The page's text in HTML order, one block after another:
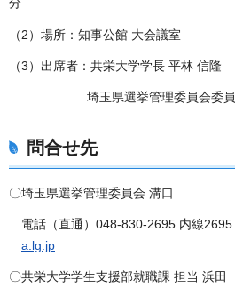
分
（2）場所：知事公館 大会議室
（3）出席者：共栄大学学長 平林 信隆
埼玉県選挙管理委員会委
問合せ先
〇埼玉県選挙管理委員会 溝口
電話（直通）048-830-2695 内線
a.lg.jp
〇共栄大学学生支援部就職課 担当 浜田